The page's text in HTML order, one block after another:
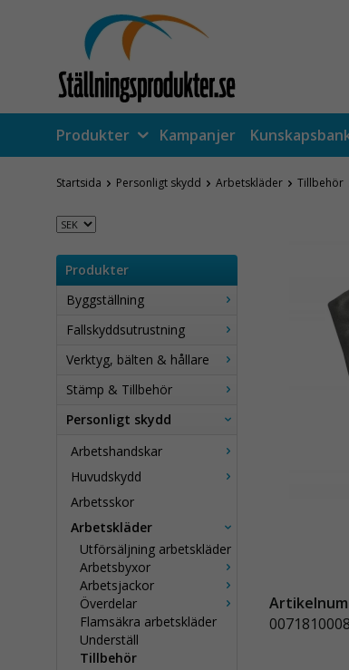
Produkter Kampanjer
Startsida Personligt skydd Arbetskläder Tillbehör
Produkter
Byggställning
Fallskyddsutrustning
Verktyg, bälten & hållare
Stämp & Tillbehör
Personligt skydd
Arbetshandskar
Huvudskydd
Arbetsskor
Arbetskläder
Utförsäljning arbetskläder
Arbetsbyxor
Arbetsjackor
Överdelar
Flamsäkra arbetskläder
Underställ
Tillbehör
0071810008